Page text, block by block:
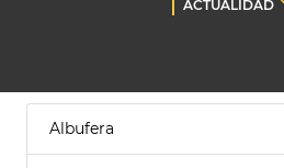
ACTUALIDAD
Albufera